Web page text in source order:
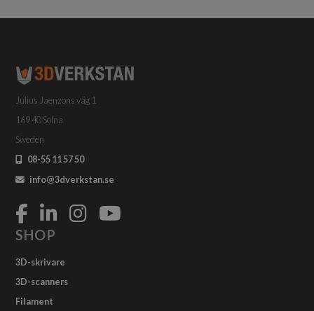
Julius Jaenzons väg 1
169 40 Solna
Sweden
08-55 11 57 50
info@3dverkstan.se
SHOP
3D-skrivare
3D-scanners
Filament